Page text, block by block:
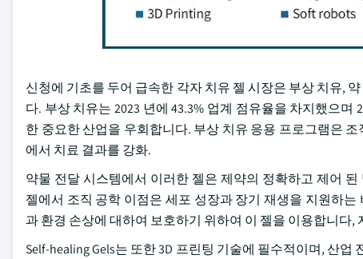
신청에 기초를 두어 급속한 각자 치유 젤 시장은 부상 치유,
다. 부상 치유는 2023 년에 43.3% 업계 점유율을 차지했으
한 중요한 산업을 우회합니다. 부상 치유 응용 프로그램은
에서 치료 결과를 강화.
약물 전달 시스템에서 이러한 젤은 제약의 정확하고 제어
젤에서 조직 공학 이점은 세포 성장과 장기 재생을 지원하
과 환경 손상에 대하여 보호하기 위하여 이 젤을 이용합니다
Self-healing Gels는 또한 3D 프린팅 기술에 필수적이며, 산